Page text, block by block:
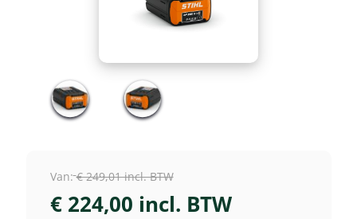
Van: € 249,01 incl. BTW
€ 224,00 incl. BTW